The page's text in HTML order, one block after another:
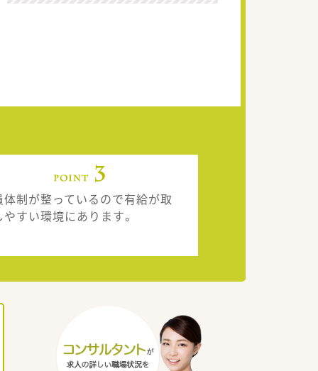
体制が整っているので有給が取
すい環境にあります。